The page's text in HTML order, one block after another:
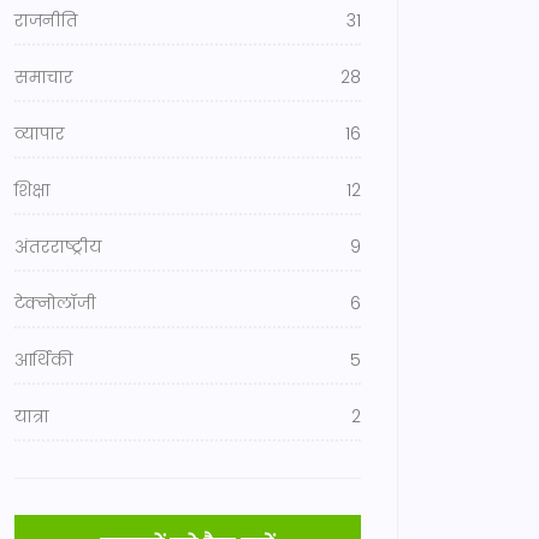
राजनीति 31
समाचार 28
व्यापार 16
शिक्षा 12
अंतरराष्ट्रीय 9
टेक्नोलॉजी 6
आर्थिकी 5
यात्रा 2